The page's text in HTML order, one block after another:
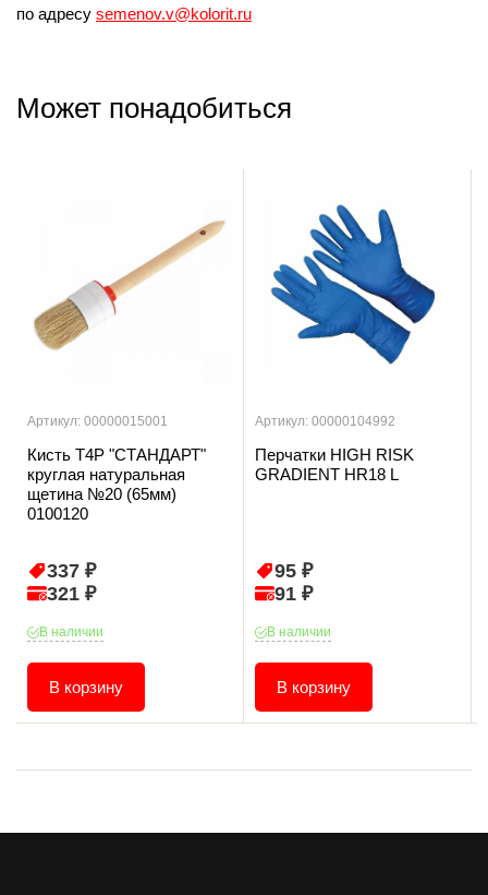
по адресу semenov.v@kolorit.ru
Может понадобиться
Артикул: 00000015001
Кисть T4P "СТАНДАРТ"
круглая натуральная
щетина №20 (65мм)
0100120
337 ₽
321 ₽
В наличии
В корзину
Артикул: 00000104992
Перчатки HIGH RISK
GRADIENT HR18 L
95 ₽
91 ₽
В наличии
В корзину